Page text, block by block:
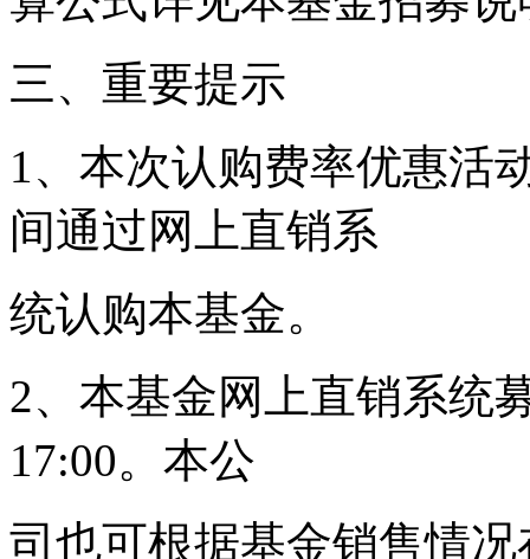
三、重要提示
1、本次认购费率优惠活
间通过网上直销系
统认购本基金。
2、本基金网上直销系统
17:00。本公
司也可根据基金销售情